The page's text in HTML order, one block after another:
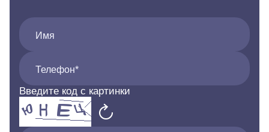
Имя
Телефон*
Введите код с картинки